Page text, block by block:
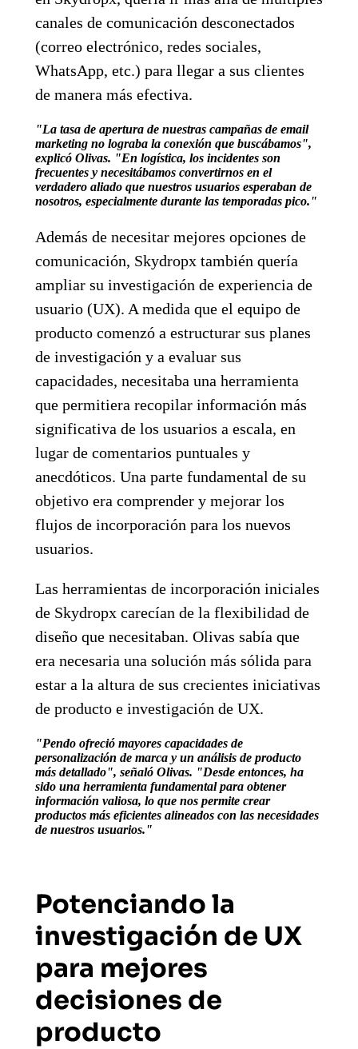
canales de comunicación desconectados
(correo electrónico, redes sociales,
WhatsApp, etc.) para llegar a sus clientes
de manera más efectiva.
"La tasa de apertura de nuestras campañas de email
marketing no lograba la conexión que buscábamos",
explicó Olivas. "En logística, los incidentes son
frecuentes y necesitábamos convertirnos en el
verdadero aliado que nuestros usuarios esperaban de
nosotros, especialmente durante las temporadas pico."
Además de necesitar mejores opciones de
comunicación, Skydropx también quería
ampliar su investigación de experiencia de
usuario (UX). A medida que el equipo de
producto comenzó a estructurar sus planes
de investigación y a evaluar sus
capacidades, necesitaba una herramienta
que permitiera recopilar información más
significativa de los usuarios a escala, en
lugar de comentarios puntuales y
anecdóticos. Una parte fundamental de su
objetivo era comprender y mejorar los
flujos de incorporación para los nuevos
usuarios.
Las herramientas de incorporación iniciales
de Skydropx carecían de la flexibilidad de
diseño que necesitaban. Olivas sabía que
era necesaria una solución más sólida para
estar a la altura de sus crecientes iniciativas
de producto e investigación de UX.
"Pendo ofreció mayores capacidades de
personalización de marca y un análisis de producto
más detallado", señaló Olivas. "Desde entonces, ha
sido una herramienta fundamental para obtener
información valiosa, lo que nos permite crear
productos más eficientes alineados con las necesidades
de nuestros usuarios."
Potenciando la
investigación de UX
para mejores
decisiones de
producto